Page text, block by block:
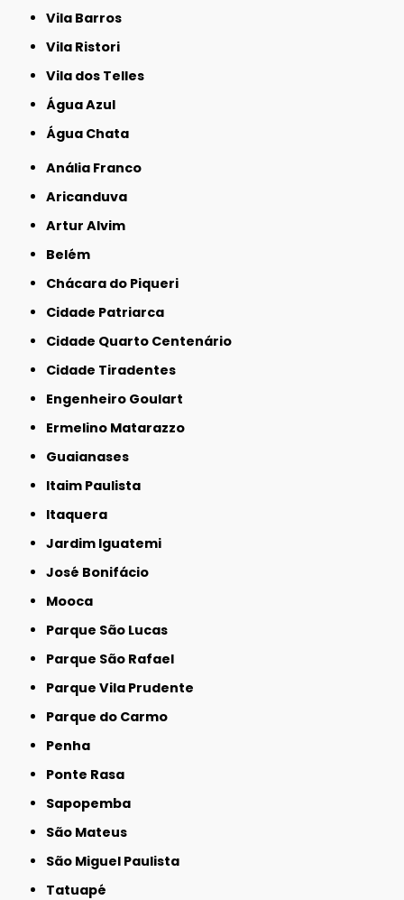
Vila Barros
Vila Ristori
Vila dos Telles
Água Azul
Água Chata
Anália Franco
Aricanduva
Artur Alvim
Belém
Chácara do Piqueri
Cidade Patriarca
Cidade Quarto Centenário
Cidade Tiradentes
Engenheiro Goulart
Ermelino Matarazzo
Guaianases
Itaim Paulista
Itaquera
Jardim Iguatemi
José Bonifácio
Mooca
Parque São Lucas
Parque São Rafael
Parque Vila Prudente
Parque do Carmo
Penha
Ponte Rasa
Sapopemba
São Mateus
São Miguel Paulista
Tatuapé